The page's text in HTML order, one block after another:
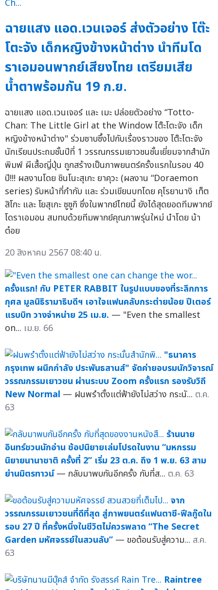
ฉายแสง แอด.เวนเจอร์ ส่งตัวอย่าง โต๊ะ
โตะจัง เด็กหญิงข้างหน้าต่าง นำทีมโด
ราเอมอนพากย์เสียงไทย เตรียมเสีย
น้ำตาพร้อมกัน 19 ก.ย.
ฉายแสง แอด.เวนเจอร์ และ เมะ ปล่อยตัวอย่าง “Totto-
Chan: The Little Girl at the Window โต๊ะโตะจัง เด็ก
หญิงข้างหน้าต่าง" ร่วมซาบซึ้งไปกับเรื่องราวของ โต๊ะโตะจัง
นักเรียนประถมชั้นปีที่ 1 วรรณกรรมเยาวชนชั้นเยี่ยมจากสำนัก
พิมพ์ ผีเสื้อญี่ปุ่น ถูกสร้างเป็นภาพยนตร์ครั้งแรกในรอบ 40
ปี!!! ผลงานโดย ชินโนะสุเกะ ยาคุวะ (ผลงาน “Doraemon
series) รับหน้าที่กำกับ และ ร่วมเขียนบทโดย คุโรยานางิ เท็ต
สิโกะ และ โยสุเกะ ซูซูกิ ซึ่งในพากย์ไทยนี้ ยังได้สุดยอดทีมพากย์
โดราเอมอน สมทบด้วยทีมพากย์คุณภาพรุ่นใหม่ นำโดย น้า
ต๋อย
20 สิงหาคม 2567 08:40 น.
ครั้งแรก! กับ PETER RABBIT ในรูปแบบของที่ระลึกการ
กุศล มูลนิธิรามาธิบดีฯ เอาใจแฟนคลับกระต่ายน้อย ปีเตอร์
แรบบิท วางจำหน่าย 25 เม.ย. — "Even the smallest
on... เม.ย. 66
"ธนาคาร
กรุงเทพ ผนึกกำลัง ประพันธสานส์" จัดค่ายอบรมนักวิจารณ์
วรรณกรรมเยาวชน ผ่านระบบ Zoom ครั้งแรก รองรับวิถี
New Normal — ฝนพรำตั้งแต่ฟ้ายังไม่สว่าง กระนั... ต.ค.
63
ร้านนาย
อินทร์ชวนนักอ่าน ช้อปนิยายเล่มโปรดในงาน “มหกรรม
นิยายนานาชาติ ครั้งที่ 2” เริ่ม 23 ต.ค. ถึง 1 พ.ย. 63 สาม
ย่านมิตรทาวน์ — กลับมาพบกันอีกครั้ง กับที่ส... ต.ค. 63
จาก
วรรณกรรมเยาวชนที่ดีที่สุด สู่ภาพยนตร์แฟนตาซี-ฟีลกู๊ดใน
รอบ 27 ปี ที่ครั้งหนึ่งในชีวิตไม่ควรพลาด “The Secret
Garden มหัศจรรย์ในสวนลับ” — ขอต้อนรับสู่ความ... ส.ค.
63
Raintree